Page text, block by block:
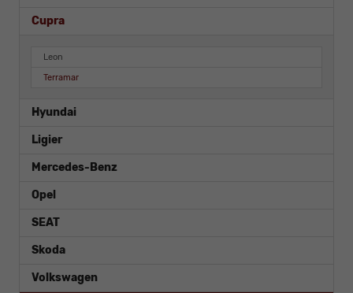
Cupra
Leon
Terramar
Hyundai
Ligier
Mercedes-Benz
Opel
SEAT
Skoda
Volkswagen